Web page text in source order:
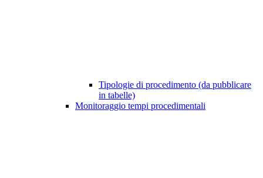
Tipologie di procedimento (da pubblicare
in tabelle)
Monitoraggio tempi procedimentali